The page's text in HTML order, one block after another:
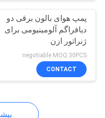
پمپ هوا
14
پمپ هوای بالون برقی دو
دیافراگم آلومینیومی برای
ژنراتور ازن
negotiable MOQ:30PCS
CONTACT